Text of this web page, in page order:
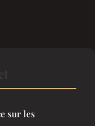
sur les